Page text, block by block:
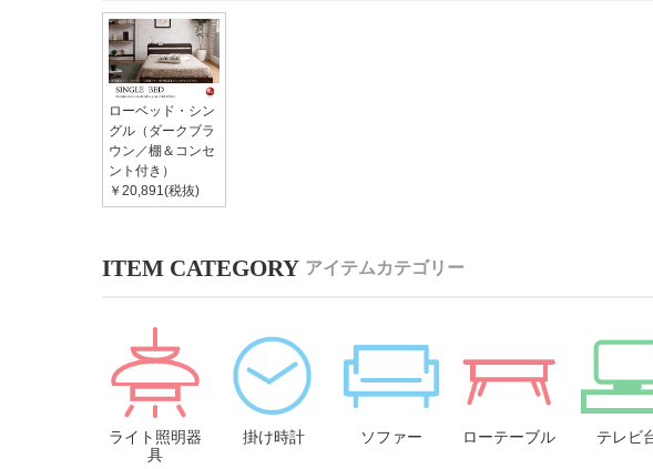
ローベッド・シン
グル（ダークブラ
ウン／棚＆コンセ
ント付き）
￥20,891(税抜)
アイテムカテゴリー
ライト照明器
具
掛け時計 ソファー ローテーブル テレビ